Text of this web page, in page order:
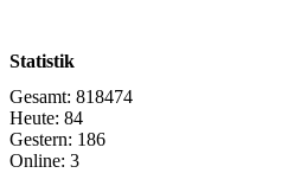
Statistik
Gesamt: 818474
Heute: 84
Gestern: 186
Online: 3